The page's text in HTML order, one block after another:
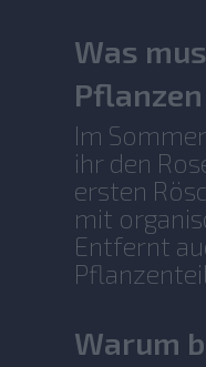
Was
Im
ihr den
ersten
mit
Entfernt
Warum